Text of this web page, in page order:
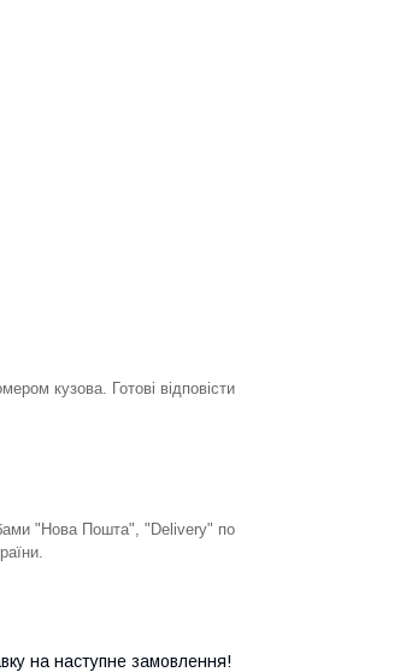
кузова. Готові відповісти
"Нова Пошта", "Delivery" по
на наступне замовлення!